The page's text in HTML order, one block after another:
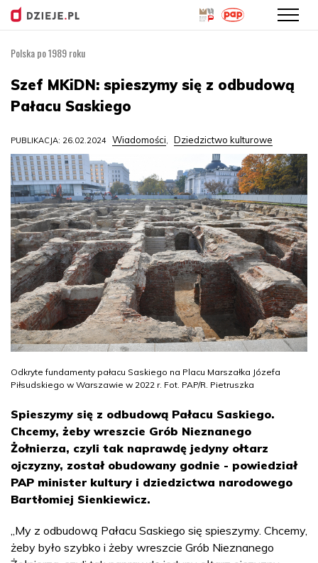
treści
Polska po 1989 roku
Szef MKiDN: spieszymy się z odbudową
Pałacu Saskiego
PUBLIKACJA: 26.02.2024 Wiadomości, Dziedzictwo kulturowe
Odkryte fundamenty pałacu Saskiego na Placu Marszałka Józefa
Piłsudskiego w Warszawie w 2022 r. Fot. PAP/R. Pietruszka
Spieszymy się z odbudową Pałacu Saskiego.
Chcemy, żeby wreszcie Grób Nieznanego
Żołnierza, czyli tak naprawdę jedyny ołtarz
ojczyzny, został obudowany godnie - powiedział
PAP minister kultury i dziedzictwa narodowego
Bartłomiej Sienkiewicz.
„My z odbudową Pałacu Saskiego się spieszymy. Chcemy,
żeby było szybko i żeby wreszcie Grób Nieznanego